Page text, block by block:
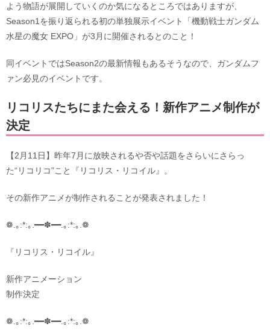
よう物語が展開していくのか気になるところではありますが、
Season1を振り返られる初の単独展示イベント「機動戦士ガンダム
水星の魔女 EXPO」が3月に開催されるとのこと！
同イベントではSeason2の最新情報もあるそうなので、ガンダムフ
ァン必見のイベントです。
リコリスたちにまた会える！新作アニメ制作が
決定
【2月11日】昨年7月に放映されるや否や話題をさらいにさらっ
た“リコリコ”こと『リコリス・リコイル』。
その新作アニメが制作されることが発表されました！
❁.｡:*:｡.━━✽━━.｡:*:｡.❁
『リコリス・リコイル』
新作アニメーション
制作決定
❁.｡:*:｡.━━✽━━.｡:*:｡.❁